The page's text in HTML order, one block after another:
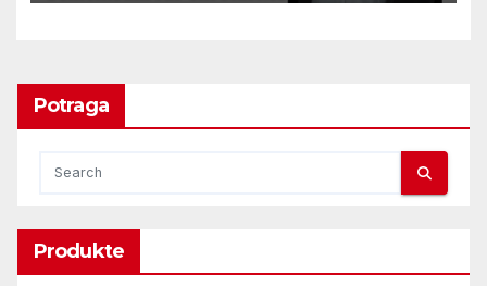
Potraga
Produkte